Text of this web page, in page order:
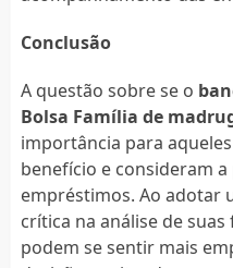
Conclusão
A questão sobre se o
Bolsa Família de
importância para
benefício e consideram
empréstimos. Ao adotar
crítica na análise de
podem se sentir mais